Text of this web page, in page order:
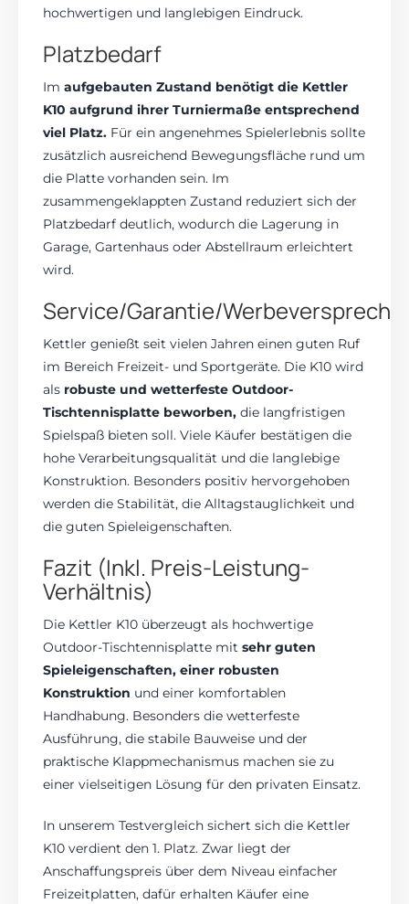
hochwertigen und langlebigen Eindruck.
Platzbedarf
Imaufgebauten Zustand benötigt die Kettler
K10 aufgrund ihrer Turniermaße entsprechend
viel Platz. Für ein angenehmes Spielerlebnis sollte
zusätzlich ausreichend Bewegungsfläche rund um
die Platte vorhanden sein. Im
zusammengeklappten Zustand reduziert sich der
Platzbedarf deutlich, wodurch die Lagerung in
Garage, Gartenhaus oder Abstellraum erleichtert
wird.
Service/Garantie/
Kettler genießt seit vielen Jahren einen guten Ruf
im Bereich Freizeit- und Sportgeräte. Die K10 wird
als robuste und wetterfeste Outdoor-
Tischtennisplatte beworben, die langfristigen
Spielspaß bieten soll. Viele Käufer bestätigen die
hohe Verarbeitungsqualität und die langlebige
Konstruktion. Besonders positiv hervorgehoben
werden die Stabilität, die Alltagstauglichkeit und
die guten Spieleigenschaften.
Fazit (Inkl. Preis-Leistung-
Verhältnis)
Die Kettler K10 überzeugt als hochwertige
Outdoor-Tischtennisplatte mit sehr guten
Spieleigenschaften, einer robusten
Konstruktion und einer komfortablen
Handhabung. Besonders die wetterfeste
Ausführung, die stabile Bauweise und der
praktische Klappmechanismus machen sie zu
einer vielseitigen Lösung für den privaten Einsatz.
In unserem Testvergleich sichert sich die Kettler
K10 verdient den 1. Platz. Zwar liegt der
Anschaffungspreis über dem Niveau einfacher
Freizeitplatten, dafür erhalten Käufer eine